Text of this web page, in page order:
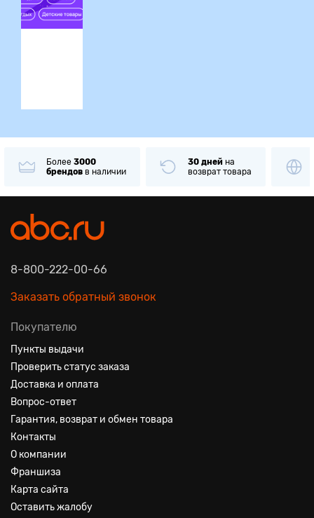
Более 3000
брендов в наличии
30 дней на
возврат товара
8-800-222-00-66
Заказать обратный звонок
Покупателю
Пункты выдачи
Проверить статус заказа
Доставка и оплата
Вопрос-ответ
Гарантия, возврат и обмен товара
Контакты
О компании
Франшиза
Карта сайта
Оставить жалобу